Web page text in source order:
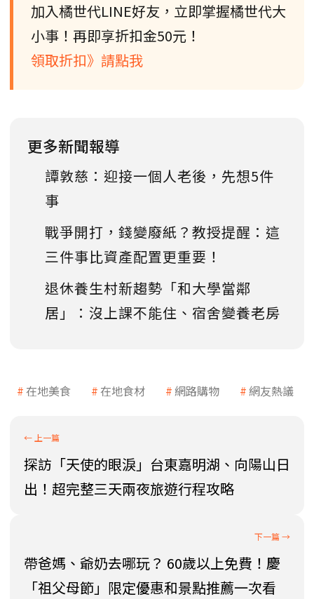
加入橘世代LINE好友，立即掌握橘世代大
小事！再即享折扣金50元！
領取折扣》請點我
更多新聞報導
譚敦慈：迎接一個人老後，先想5件
事
戰爭開打，錢變廢紙？教授提醒：這
三件事比資產配置更重要！
退休養生村新趨勢「和大學當鄰
居」：沒上課不能住、宿舍變養老房
在地美食 在地食材 網路購物 網友熱議
探訪「天使的眼淚」台東嘉明湖、向陽山日
出！超完整三天兩夜旅遊行程攻略
帶爸媽、爺奶去哪玩？ 60歲以上免費！慶
「祖父母節」限定優惠和景點推薦一次看